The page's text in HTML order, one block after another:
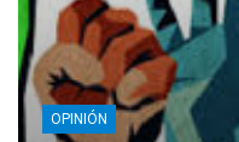
OPINIÓN